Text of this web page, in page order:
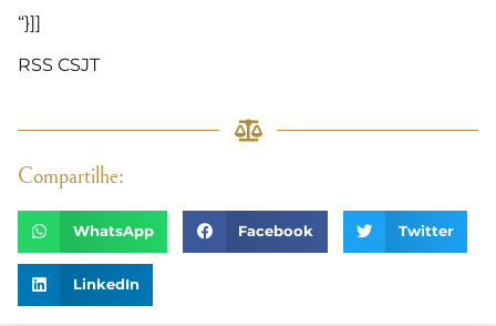
“}]]
RSS CSJT
Compartilhe:
WhatsApp Facebook Twitter
LinkedIn